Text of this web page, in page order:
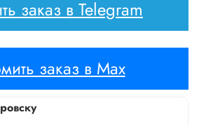
заказ в Telegram
заказ в Max